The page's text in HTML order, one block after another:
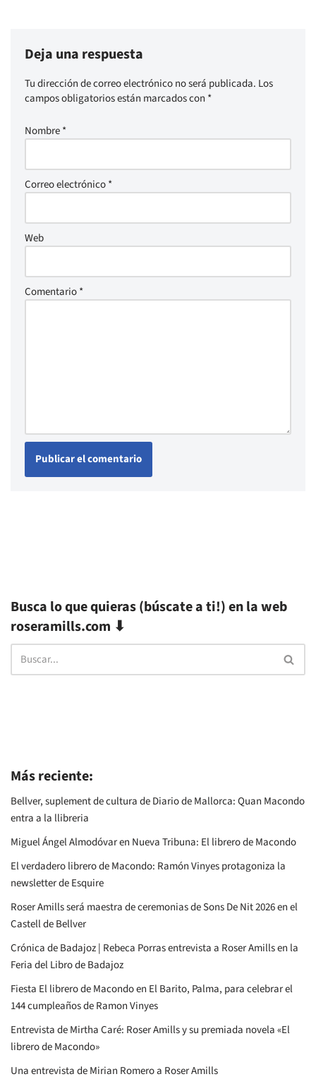
Deja una respuesta
Tu dirección de correo electrónico no será publicada. Los
campos obligatorios están marcados con *
Nombre*
Correo electrónico*
Web
Comentario*
Busca lo que quieras (búscate a ti!) en la web
roseramills.com ⬇
Más reciente:
Bellver, suplement de cultura de Diario de Mallorca: Quan Macondo
entra a la llibreria
Miguel Ángel Almodóvar en Nueva Tribuna: El librero de Macondo
El verdadero librero de Macondo: Ramón Vinyes protagoniza la
newsletter de Esquire
Roser Amills será maestra de ceremonias de Sons De Nit 2026 en el
Castell de Bellver
Crónica de Badajoz | Rebeca Porras entrevista a Roser Amills en la
Feria del Libro de Badajoz
Fiesta El librero de Macondo en El Barito, Palma, para celebrar el
144 cumpleaños de Ramon Vinyes
Entrevista de Mirtha Caré: Roser Amills y su premiada novela «El
librero de Macondo»
Una entrevista de Mirian Romero a Roser Amills